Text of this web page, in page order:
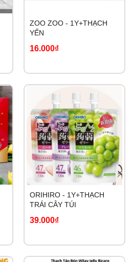
ZOO ZOO - 1Y+THẠCH
YẾN
16.000₫
ORIHIRO - 1Y+THẠCH
TRÁI CÂY TÚI
39.000₫